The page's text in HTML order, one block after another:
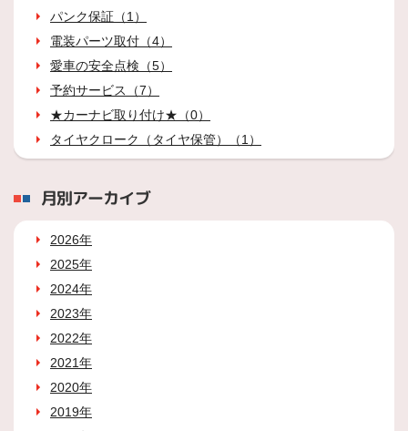
パンク保証（1）
電装パーツ取付（4）
愛車の安全点検（5）
予約サービス（7）
★カーナビ取り付け★（0）
タイヤクローク（タイヤ保管）（1）
月別アーカイブ
2026年
2025年
2024年
2023年
2022年
2021年
2020年
2019年